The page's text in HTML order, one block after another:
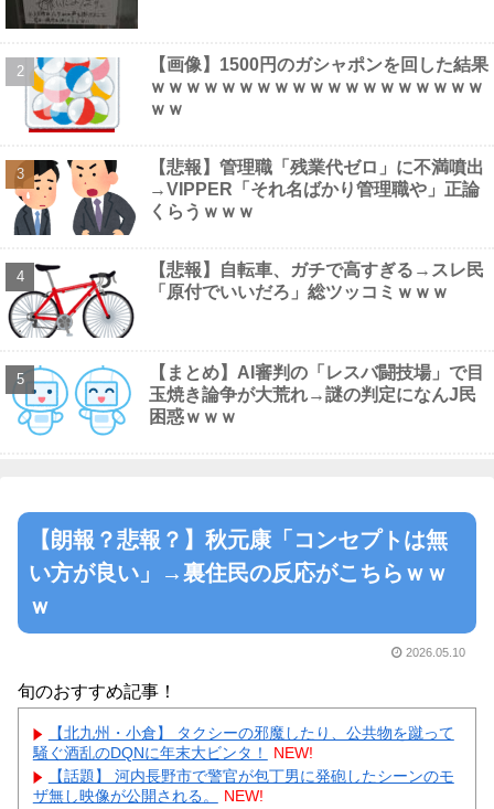
なぁ、永久機関ってなんで絶対に作れないん？他
【画像】 フリーアナの宇垣美里(35)さん、パンッパンの乳房がエ
□すぎるｗｗｗｗｗｗ
NEW!
【画像】 避難所の女がHすぎるｗｗｗｗｗ
NEW!
Powered by livedoor 相互RSS
【画像】1500円のガシャポンを回した結果
ｗｗｗｗｗｗｗｗｗｗｗｗｗｗｗｗｗｗｗ
ｗｗ
【悲報】管理職「残業代ゼロ」に不満噴出
→VIPPER「それ名ばかり管理職や」正論
くらうｗｗｗ
【悲報】自転車、ガチで高すぎる→スレ民
「原付でいいだろ」総ツッコミｗｗｗ
【まとめ】AI審判の「レスバ闘技場」で目
玉焼き論争が大荒れ→謎の判定になんJ民
困惑ｗｗｗ
【朗報？悲報？】秋元康「コンセプトは無
い方が良い」→裏住民の反応がこちらｗｗ
ｗ
2026.05.10
旬のおすすめ記事！
【北九州・小倉】 タクシーの邪魔したり、公共物を蹴って
騒ぐ酒乱のDQNに年末大ビンタ！
NEW!
【話題】 河内長野市で警官が包丁男に発砲したシーンのモ
ザ無し映像が公開される。
NEW!